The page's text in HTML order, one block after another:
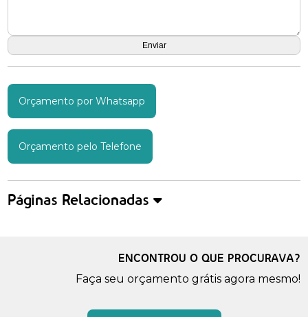
Orçamento por Whatsapp
Orçamento pelo Telefone
Páginas Relacionadas
ENCONTROU O QUE PROCURAVA?
Faça seu orçamento grátis agora mesmo!